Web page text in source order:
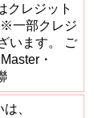
クレジット
※一部クレジ
います。 ご
・
、